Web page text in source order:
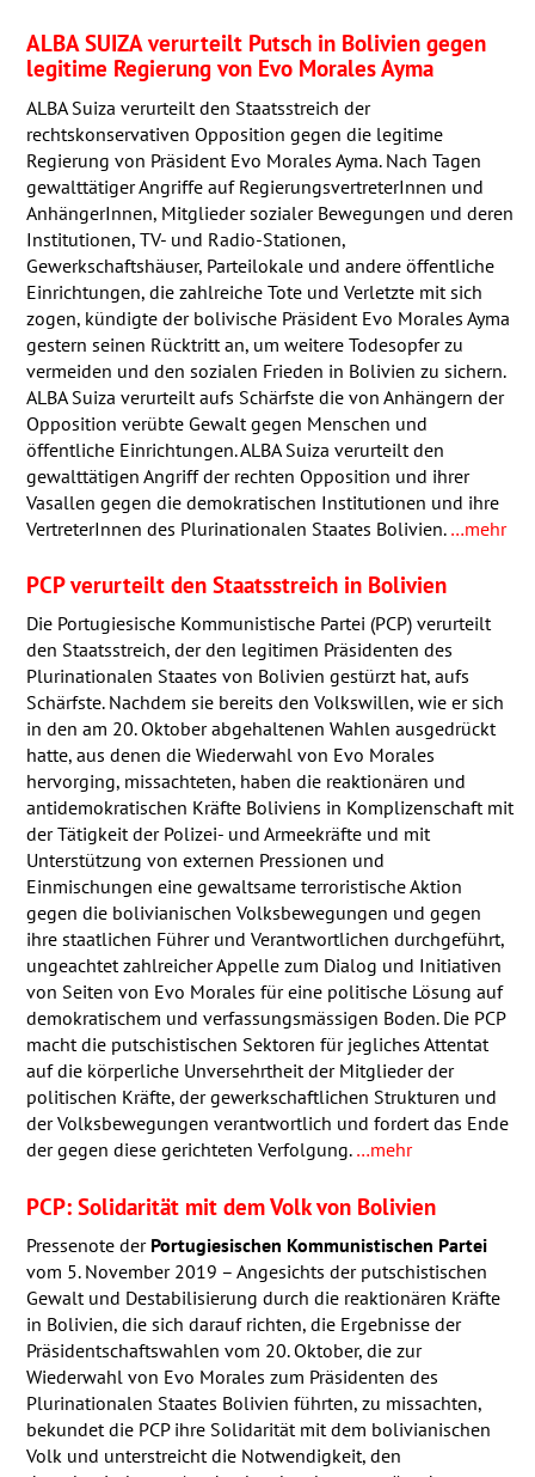
ALBA SUIZAverurteilt Putsch in Bolivien gegen
legitime Regierung von Evo Morales Ayma
ALBASuiza verurteilt den Staatsstreich der
rechtskonservativen Opposition gegen die legitime
Regierung von Präsident Evo Morales Ayma. Nach Tagen
gewalttätiger Angriffe auf RegierungsvertreterInnen und
AnhängerInnen, Mitglieder sozialer Bewegungen und deren
Institutionen, TV- und Radio-Stationen,
Gewerkschaftshäuser, Parteilokale und andere öffentliche
Einrichtungen, die zahlreiche Tote und Verletzte mit sich
zogen, kündigte der bolivische Präsident Evo Morales Ayma
gestern seinen Rücktritt an, um weitere Todesopfer zu
vermeiden und den sozialen Frieden in Bolivien zu sichern.
ALBASuiza verurteilt aufs Schärfste die von Anhängern der
Opposition verübte Gewalt gegen Menschen und
öffentliche Einrichtungen.ALBASuiza verurteilt den
gewalttätigen Angriff der rechten Opposition und ihrer
Vasallen gegen die demokratischen Institutionen und ihre
VertreterInnen des Plurinationalen Staates Bolivien. …mehr
PCPverurteilt den Staatsstreich in Bolivien
Die Portugiesische Kommunistische Partei (PCP) verurteilt
den Staatsstreich, der den legitimen Präsidenten des
Plurinationalen Staates von Bolivien gestürzt hat, aufs
Schärfste. Nachdem sie bereits den Volkswillen, wie er sich
in den am 20. Oktober abgehaltenen Wahlen ausgedrückt
hatte, aus denen die Wiederwahl von Evo Morales
hervorging, missachteten, haben die reaktionären und
antidemokratischen Kräfte Boliviens in Komplizenschaft mit
der Tätigkeit der Polizei- und Armeekräfte und mit
Unterstützung von externen Pressionen und
Einmischungen eine gewaltsame terroristische Aktion
gegen die bolivianischen Volksbewegungen und gegen
ihre staatlichen Führer und Verantwortlichen durchgeführt,
ungeachtet zahlreicher Appelle zum Dialog und Initiativen
von Seiten von Evo Morales für eine politische Lösung auf
demokratischem und verfassungsmässigen Boden. Die PCP
macht die putschistischen Sektoren für jegliches Attentat
auf die körperliche Unversehrtheit der Mitglieder der
politischen Kräfte, der gewerkschaftlichen Strukturen und
der Volksbewegungen verantwortlich und fordert das Ende
der gegen diese gerichteten Verfolgung. …mehr
PCP: Solidarität mit dem Volk von Bolivien
Pressenote der Portugiesischen Kommunistischen Partei
vom 5. November 2019 – Angesichts der putschistischen
Gewalt und Destabilisierung durch die reaktionären Kräfte
in Bolivien, die sich darauf richten, die Ergebnisse der
Präsidentschaftswahlen vom 20. Oktober, die zur
Wiederwahl von Evo Morales zum Präsidenten des
Plurinationalen Staates Bolivien führten, zu missachten,
bekundet die PCPihre Solidarität mit dem bolivianischen
Volk und unterstreicht die Notwendigkeit, den